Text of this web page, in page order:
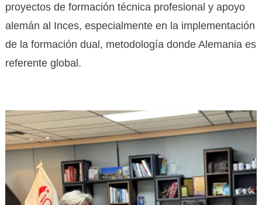
proyectos de formación técnica profesional y apoyo
alemán al Inces, especialmente en la implementación
de la formación dual, metodología donde Alemania es
referente global.